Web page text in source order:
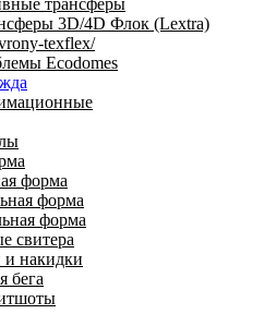
3D/4D Флок (Lextra)
texflex/
Ecodomes
форма
форма
форма
свитера
накидки
бега